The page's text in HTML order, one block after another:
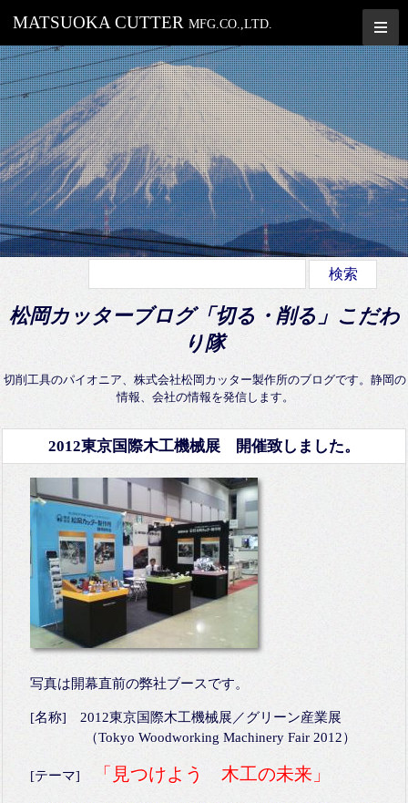
MATSUOKA CUTTERMFG.CO.,LTD.
松岡カッターブログ「切る・削る」こだわ
り隊
切削工具のパイオニア、株式会社松岡カッター製作所のブログです。静岡の
情報、会社の情報を発信します。
2012東京国際木工機械展 開催致しました。
写真は開幕直前の弊社ブースです。
[名称] 2012東京国際木工機械展／グリーン産業展
（Tokyo Woodworking Machinery Fair 2012）
[テーマ] 「見つけよう 木工の未来」